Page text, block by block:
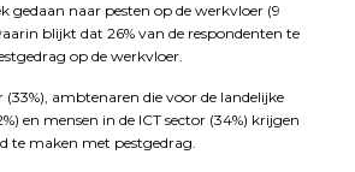
gedaan naar pesten op de werkvloer (9
blijkt dat 26% van de respondenten te
op de werkvloer.
(33%), ambtenaren die voor de landelijke
en mensen in de ICT sector (34%) krijgen
te maken met pestgedrag.